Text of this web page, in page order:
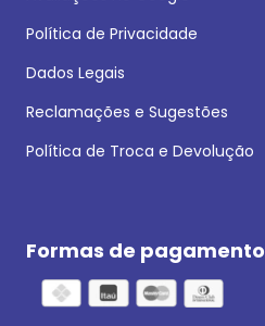
Política de Privacidade
Dados Legais
Reclamações e Sugestões
Política de Troca e Devolução
Formas de pagamento